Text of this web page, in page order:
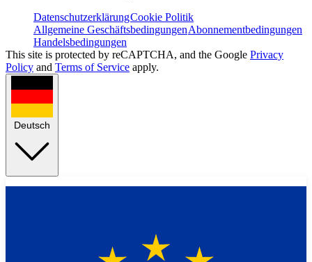
DatenschutzerklärungCookie Politik
Allgemeine GeschäftsbedingungenAbonnementbedingungen
Handelsbedingungen
This site is protected by reCAPTCHA, and the Google Privacy
Policy and Terms of Service apply.
Deutsch